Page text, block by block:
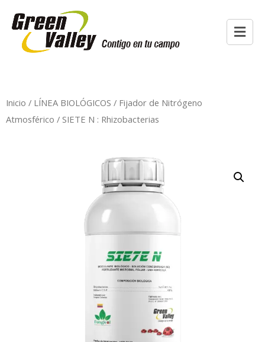
Inicio / LÍNEA BIOLÓGICOS / Fijador de Nitrógeno
Atmosférico / SIETE N : Rhizobacterias